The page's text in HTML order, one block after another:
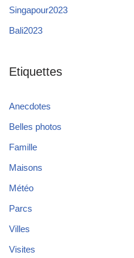
Singapour2023
Bali2023
Etiquettes
Anecdotes
Belles photos
Famille
Maisons
Météo
Parcs
Villes
Visites